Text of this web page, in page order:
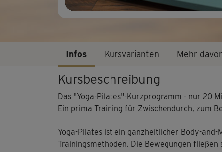
Infos Kursvarianten Mehr
Kursbeschreibung
Das "Yoga-Pilates"-Kurzprogramm - nur 20
Ein prima Training für Zwischendurch, zum
Yoga-Pilates ist ein ganzheitlicher Body-
Trainingsmethoden. Die Bewegungen